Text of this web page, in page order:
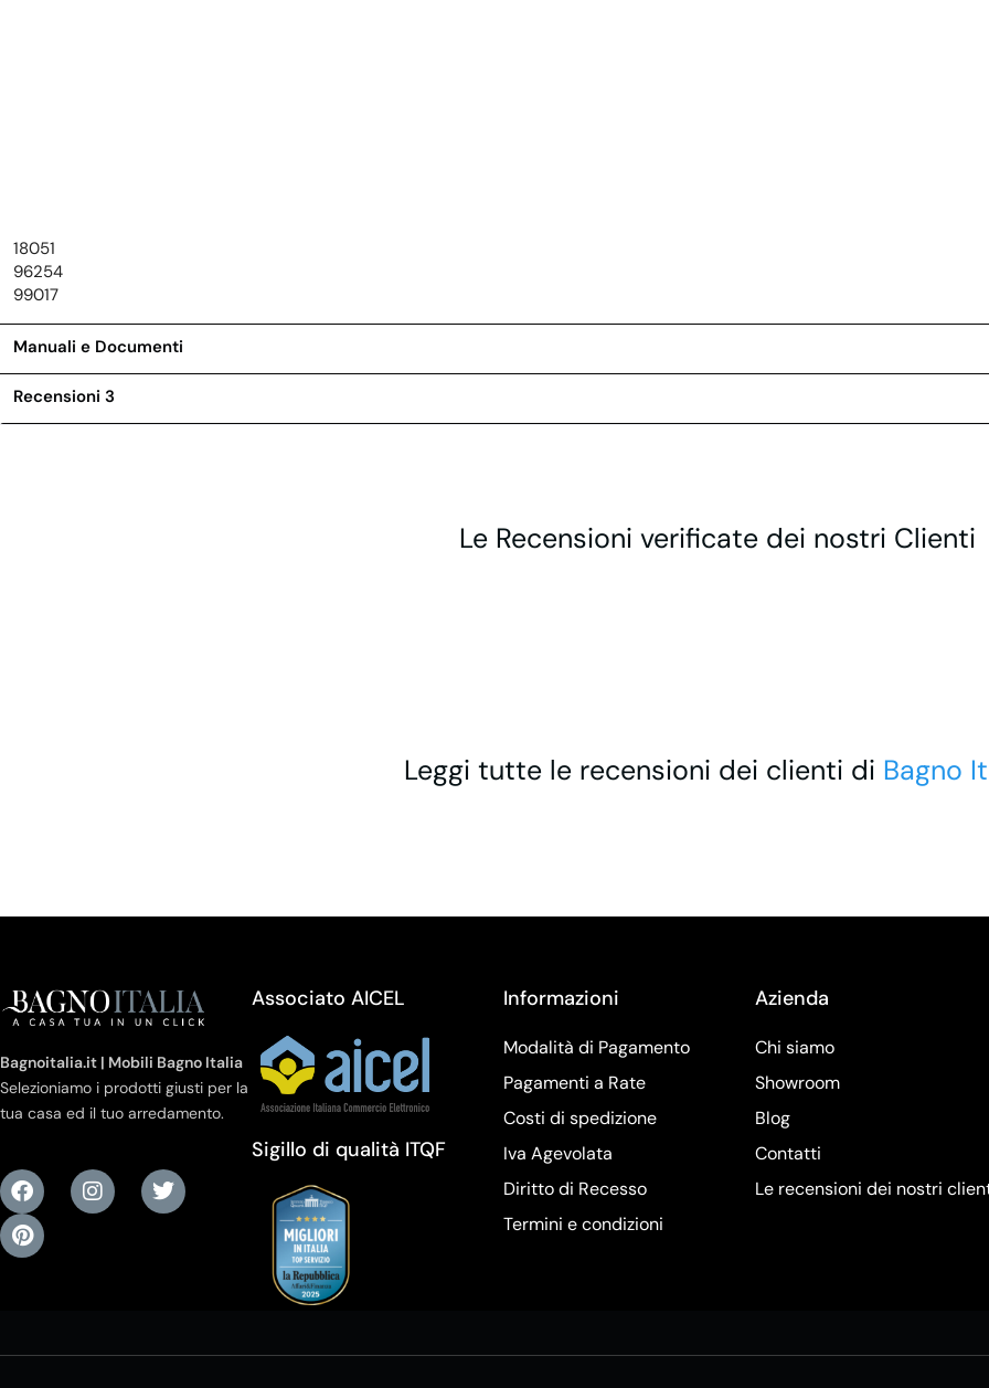
18051
96254
99017
Manuali e Documenti
Recensioni 3
Le Recensioni verificate dei nostri Clienti
Leggi tutte le recensioni dei clienti di Bagno
Bagnoitalia.it | Mobili Bagno Italia
Selezioniamo i prodotti giusti per la
tua casa ed il tuo arredamento.
Associato AICEL
Sigillo di qualità ITQF
Informazioni
Modalità di Pagamento
Pagamenti a Rate
Costi di spedizione
Iva Agevolata
Diritto di Recesso
Termini e condizioni
Azienda
Chi siamo
Showroom
Blog
Contatti
Le recensioni dei nostri